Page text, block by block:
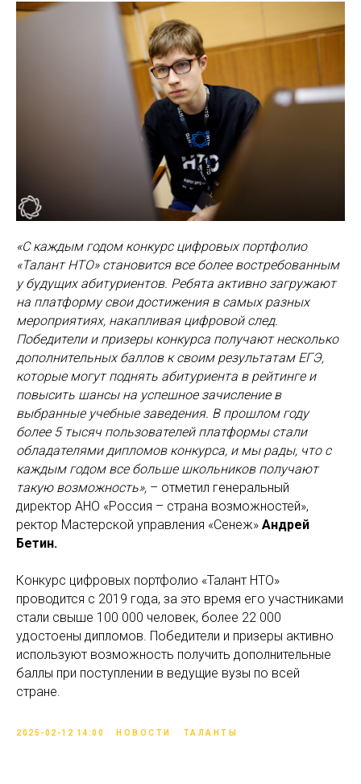
«С каждым годом конкурс цифровых портфолио
«Талант НТО» становится все более востребованным
у будущих абитуриентов. Ребята активно загружают
на платформу свои достижения в самых разных
мероприятиях, накапливая цифровой след.
Победители и призеры конкурса получают несколько
дополнительных баллов к своим результатам ЕГЭ,
которые могут поднять абитуриента в рейтинге и
повысить шансы на успешное зачисление в
выбранные учебные заведения. В прошлом году
более 5 тысяч пользователей платформы стали
обладателями дипломов конкурса, и мы рады, что с
каждым годом все больше школьников получают
такую возможность», – отметил генеральный
директор АНО «Россия – страна возможностей»,
ректор Мастерской управления «Сенеж» Андрей
Бетин.
Конкурс цифровых портфолио «Талант НТО»
проводится с 2019 года, за это время его участниками
стали свыше 100 000 человек, более 22 000
удостоены дипломов. Победители и призеры активно
используют возможность получить дополнительные
баллы при поступлении в ведущие вузы по всей
стране.
2025-02-12 14:00 НОВОСТИ ТАЛАНТЫ